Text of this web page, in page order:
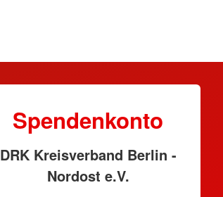
Spendenkonto
DRK Kreisverband Berlin -
Nordost e.V.